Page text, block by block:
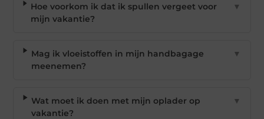
Hoe voorkom ik dat ik spullen vergeet voor
mijn vakantie?
▼
Mag ik vloeistoffen in mijn handbagage
meenemen?
▼
Wat moet ik doen met mijn oplader op
vakantie?
▼